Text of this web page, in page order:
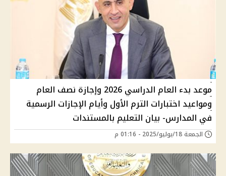
موعد بدء العام الدراسي 2026 وإجازة نصف العام
ومواعيد اختبارات الترم الأول وأيام الإجازات الرسمية
في المدارس- بيان التعليم بالمستندات
الجمعة 18/يوليو/2025 - 01:16 م